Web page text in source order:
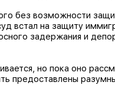
без возможности
встал на защиту
задержания и
но пока оно
предоставлены